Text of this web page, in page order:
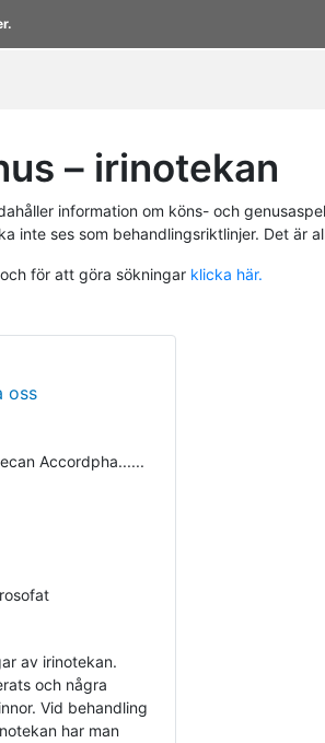
– irinotekan
information om köns- och
inte ses som behandlingsriktlinjer. Det är
för att göra sökningar klicka här.
oss
Accordpha......
av irinotekan.
och några
Vid behandling
har man